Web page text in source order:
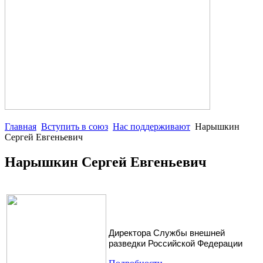
Главная Вступить в союз Нас поддерживают Нарышкин
Сергей Евгеньевич
Нарышкин Сергей Евгеньевич
Директора Службы внешней
разведки Российской Федерации